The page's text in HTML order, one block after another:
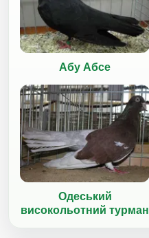
Абу Абсе
Одеський
високольотний турман